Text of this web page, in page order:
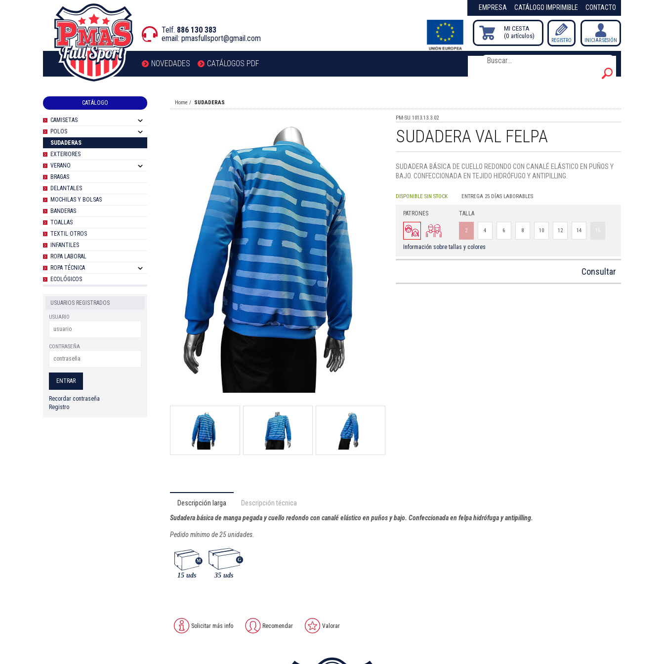
Telf. 886 130 383
email: pmasfullsport@gmail.com REGISTRO INICIAR SESIÓN
MI CESTA
0 artículos
EMPRESA CATÁLOGO IMPRIMIBLE CONTACTO
NOVEDADES CATÁLOGOS PDF
CATÁLOGO
CAMISETAS
POLOS
SUDADERAS
EXTERIORES
VERANO
BRAGAS
DELANTALES
MOCHILAS Y BOLSAS
BANDERAS
TOALLAS
TEXTIL OTROS
INFANTILES
ROPA LABORAL
ROPA TÉCNICA
ECOLÓGICOS
USUARIOS REGISTRADOS
USUARIO
CONTRASEÑA
Recordar contraseña
Registro
Home SUDADERAS
PM-SU 1013.13.3.02
SUDADERA VAL FELPA
SUDADERA BÁSICA DE CUELLO REDONDO CON CANALÉ ELÁSTICO EN PUÑOS Y
BAJO. CONFECCIONADA EN TEJIDO HIDRÓFUGO Y ANTIPILLING.
DISPONIBLE SIN STOCK ENTREGA 25 DÍAS LABORABLES
PATRONES TALLA
2 4 6 8 10 12 14 16
Información sobre tallas y colores
Consultar
Descripción larga
Descripción técnica
Sudadera básica de manga pegada y cuello redondo con canalé elástico en puños y bajo. Confeccionada en felpa hidrófuga y antipilling.
Pedido mínimo de 25 unidades.
Solicitar más info Recomendar Valorar